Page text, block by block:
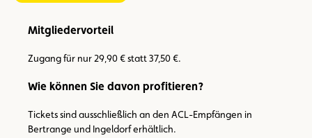
Mitgliedervorteil
Zugang für nur 29,90 € statt 37,50 €.
Wie können Sie davon profitieren?
Tickets sind ausschließlich an den ACL-Empfängen in
Bertrange und Ingeldorf erhältlich.